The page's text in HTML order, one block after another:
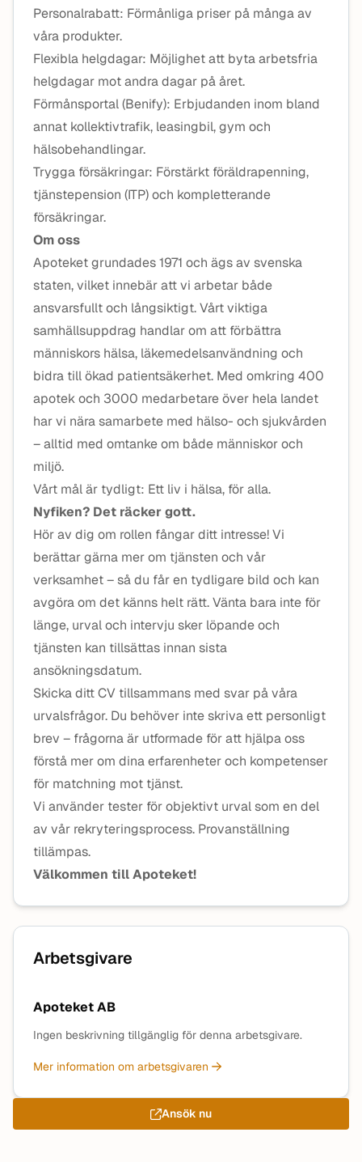
Personalrabatt: Förmånliga priser på många av
våra produkter.
Flexibla helgdagar: Möjlighet att byta arbetsfria
helgdagar mot andra dagar på året.
Förmånsportal (Benify): Erbjudanden inom bland
annat kollektivtrafik, leasingbil, gym och
hälsobehandlingar.
Trygga försäkringar: Förstärkt föräldrapenning,
tjänstepension (ITP) och kompletterande
försäkringar.
Om oss
Apoteket grundades 1971 och ägs av svenska
staten, vilket innebär att vi arbetar både
ansvarsfullt och långsiktigt. Vårt viktiga
samhällsuppdrag handlar om att förbättra
människors hälsa, läkemedelsanvändning och
bidra till ökad patientsäkerhet. Med omkring 400
apotek och 3000 medarbetare över hela landet
har vi nära samarbete med hälso- och sjukvården
– alltid med omtanke om både människor och
miljö.
Vårt mål är tydligt: Ett liv i hälsa, för alla.
Nyfiken? Det räcker gott.
Hör av dig om rollen fångar ditt intresse! Vi
berättar gärna mer om tjänsten och vår
verksamhet – så du får en tydligare bild och kan
avgöra om det känns helt rätt. Vänta bara inte för
länge, urval och intervju sker löpande och
tjänsten kan tillsättas innan sista
ansökningsdatum.
Skicka ditt CV tillsammans med svar på våra
urvalsfrågor. Du behöver inte skriva ett personligt
brev – frågorna är utformade för att hjälpa oss
förstå mer om dina erfarenheter och kompetenser
för matchning mot tjänst.
Vi använder tester för objektivt urval som en del
av vår rekryteringsprocess. Provanställning
tillämpas.
Välkommen till Apoteket!
Arbetsgivare
Apoteket AB
Ingen beskrivning tillgänglig för denna arbetsgivare.
Mer information om arbetsgivaren
Ansök nu